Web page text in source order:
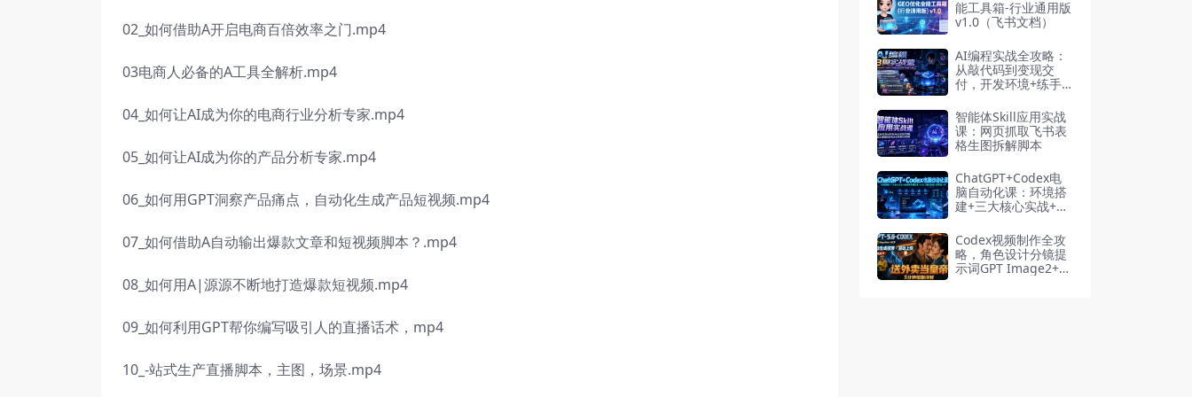
02_如何借助A开启电商百倍效率之门.mp4
03电商人必备的A工具全解析.mp4
04_如何让AI成为你的电商行业分析专家.mp4
05_如何让AI成为你的产品分析专家.mp4
06_如何用GPT洞察产品痛点，自动化生成产品短视频.mp4
07_如何借助A自动输出爆款文章和短视频脚本？.mp4
08_如何用A|源源不断地打造爆款短视频.mp4
09_如何利用GPT帮你编写吸引人的直播话术，mp4
10_-站式生产直播脚本，主图，场景.mp4
能工具箱-行业通用版
v1.0（飞书文档）
AI编程实战全攻略：
从敲代码到变现交
付，开发环境+练手
盈利
智能体Skill应用实战
课：网页抓取飞书表
格生图拆解脚本
ChatGPT+Codex电
脑自动化课：环境搭
建+三大核心实战+全
主操控电脑+零基础
上手
Codex视频制作全攻
略，角色设计分镜提
示词GPT Image2+Se